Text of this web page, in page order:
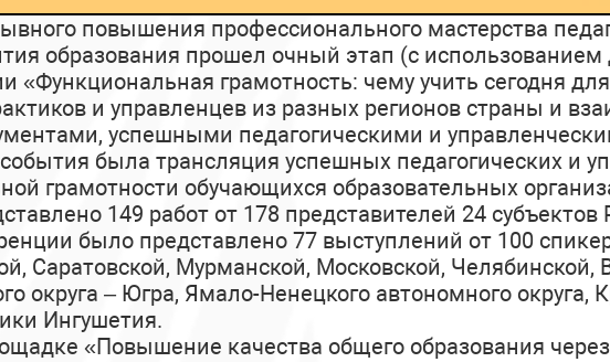
повышения профессионального мастерства
образования прошел очный этап (с
«Функциональная грамотность: чему учить сегодня
и управленцев из разных регионов страны и
успешными педагогическими и
была трансляция успешных педагогических и
грамотности обучающихся образовательных
149 работ от 178 представителей 24
было представлено 77 выступлений от 100
Саратовской, Мурманской, Московской, Челябинской,
округа – Югра, Ямало-Ненецкого автономного округа,
Ингушетия.
«Повышение качества общего образования